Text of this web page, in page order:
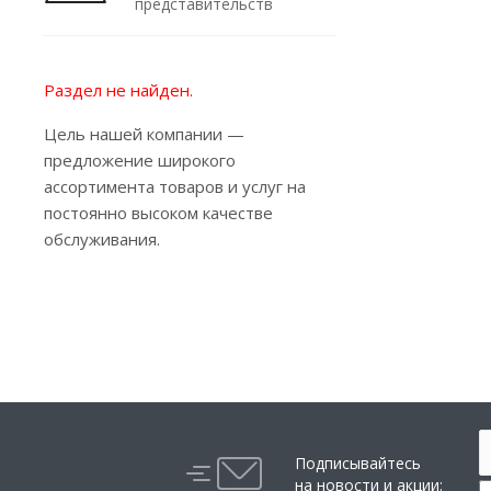
Раздел не найден.
Цель нашей компании —
предложение широкого
ассортимента товаров и услуг на
постоянно высоком качестве
обслуживания.
Подписывайтесь
на новости и акции: